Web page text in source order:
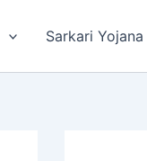
Sarkari Yojana